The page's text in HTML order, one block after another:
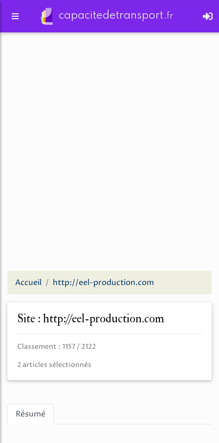
capacitedetransport.fr
Accueil http://eel-production.com
Site : http://eel-production.com
Classement : 1157 / 2122
2 articles sélectionnés
Résumé